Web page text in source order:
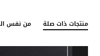
منتجات ذات صلة من نفس